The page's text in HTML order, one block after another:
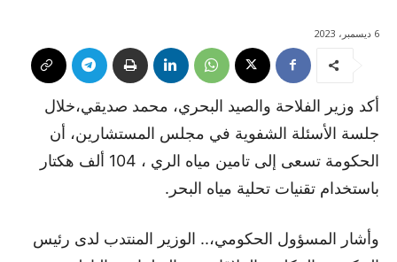
6 ديسمبر، 2023
أكد وزير الفلاحة والصيد البحري، محمد صديقي،خلال
جلسة الأسئلة الشفوية في مجلس المستشارين، أن
الحكومة تسعى إلى تامين مياه الري ، 104 ألف هكتار
باستخدام تقنيات تحلية مياه البحر.
وأشار المسؤول الحكومي،.. الوزير المنتدب لدى رئيس